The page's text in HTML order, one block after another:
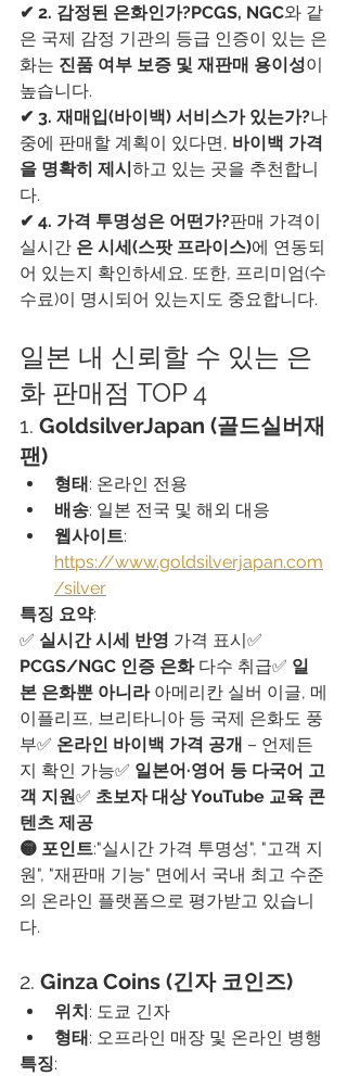
✔ 2. 감정된 은화인가?PCGS, NGC와 같
은 국제 감정 기관의 등급 인증이 있는 은
화는 진품 여부 보증 및 재판매 용이성이
높습니다.
✔ 3. 재매입(바이백) 서비스가 있는가?나
중에 판매할 계획이 있다면, 바이백 가격
을 명확히 제시하고 있는 곳을 추천합니
다.
✔ 4. 가격 투명성은 어떤가?판매 가격이
실시간 은 시세(스팟 프라이스)에 연동되
어 있는지 확인하세요. 또한, 프리미엄(수
수료)이 명시되어 있는지도 중요합니다.
일본 내 신뢰할 수 있는 은
화 판매점 TOP 4
1. GoldsilverJapan (골드실버재
팬)
형태: 온라인 전용
배송: 일본 전국 및 해외 대응
웹사이트:
https://www.goldsilverjapan.com
/silver
특징 요약:
✅ 실시간 시세 반영 가격 표시✅
PCGS/NGC 인증 은화 다수 취급✅ 일
본 은화뿐 아니라 아메리칸 실버 이글, 메
이플리프, 브리타니아 등 국제 은화도 풍
부✅ 온라인 바이백 가격 공개 – 언제든
지 확인 가능✅ 일본어·영어 등 다국어 고
객 지원✅ 초보자 대상 YouTube 교육 콘
텐츠 제공
🟡 포인트:"실시간 가격 투명성", "고객 지
원", "재판매 기능" 면에서 국내 최고 수준
의 온라인 플랫폼으로 평가받고 있습니
다.
2. Ginza Coins (긴자 코인즈)
위치: 도쿄 긴자
형태: 오프라인 매장 및 온라인 병행
특징: